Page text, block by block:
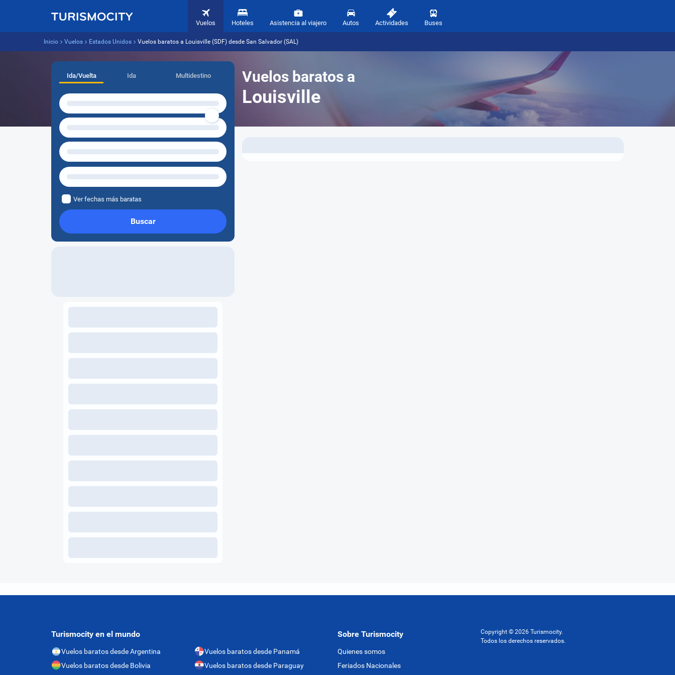
Vuelos Hoteles Asistencia al viajero Autos Actividades Buses
Inicio Vuelos Estados Unidos Vuelos baratos a Louisville (SDF) desde San Salvador (SAL)
Vuelos baratos a
Louisville
Ida/Vuelta Ida Multidestino
Ver fechas más baratas
Buscar
Turismocity en el mundo
Vuelos baratos desde Argentina
Vuelos baratos desde Bolivia
Vuelos baratos desde Panamá
Vuelos baratos desde Paraguay
Sobre Turismocity
Quienes somos
Feriados Nacionales
Copyright © 2026 Turismocity.
Todos los derechos reservados.